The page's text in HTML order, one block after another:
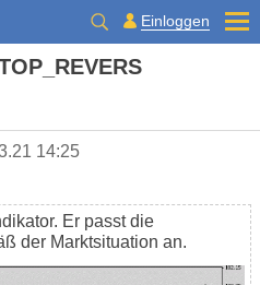
Einloggen
14:25
Er passt die
der Marktsituation an.